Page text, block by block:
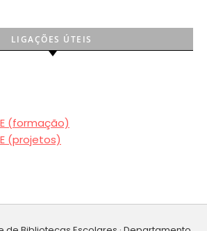
LIGAÇÕES ÚTEIS
(formação)
(projetos)